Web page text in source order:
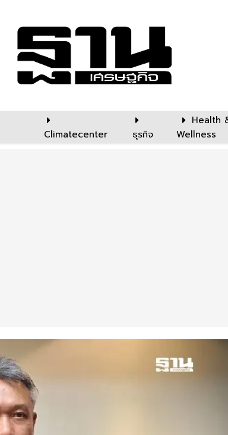
Climatecenter ธุรกิจ
Health
Wellness